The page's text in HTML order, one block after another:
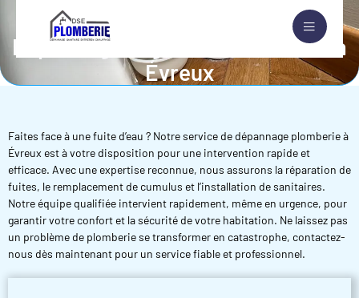
Dépannage Urgent de Plomberie à
Évreux
Faites face à une fuite d’eau ? Notre service de dépannage plomberie à
Évreux est à votre disposition pour une intervention rapide et
efficace. Avec une expertise reconnue, nous assurons la réparation de
fuites, le remplacement de cumulus et l’installation de sanitaires.
Notre équipe qualifiée intervient rapidement, même en urgence, pour
garantir votre confort et la sécurité de votre habitation. Ne laissez pas
un problème de plomberie se transformer en catastrophe, contactez-
nous dès maintenant pour un service fiable et professionnel.